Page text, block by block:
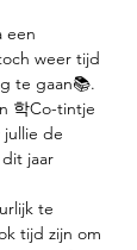
een
weer tijd
te gaan📚.
학Co-tintje
de
jaar
te
tijd zijn om